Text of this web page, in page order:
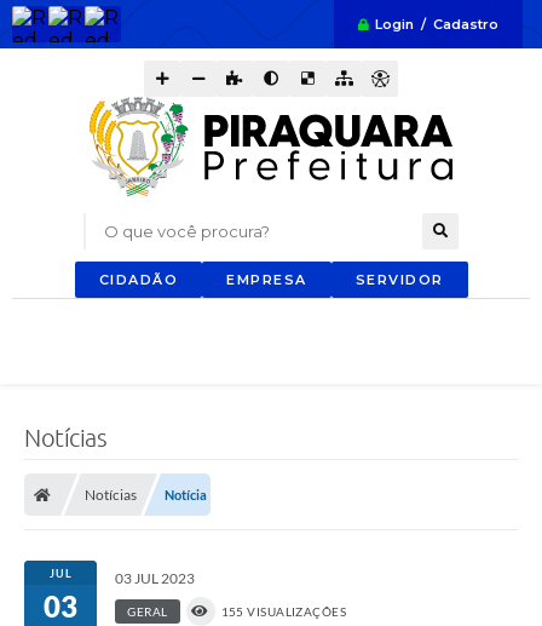
Login / Cadastro
O que você procura?
CIDADÃO EMPRESA SERVIDOR
Notícias
Notícias Notícia
JUL
03
03 JUL 2023
GERAL 155 VISUALIZAÇÕES